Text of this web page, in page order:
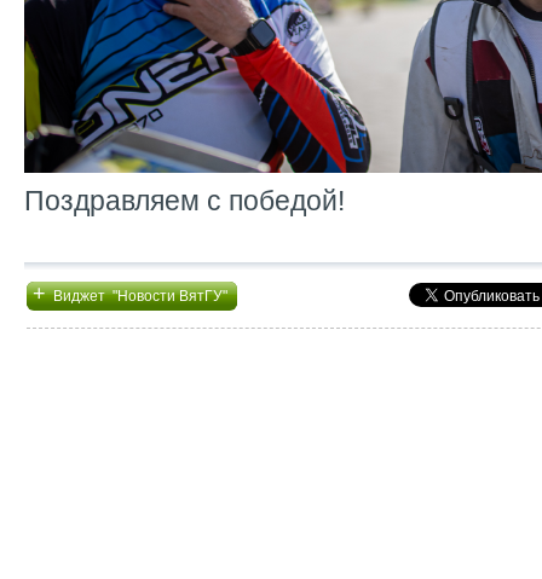
Поздравляем с победой!
+Виджет "Новости ВятГУ"